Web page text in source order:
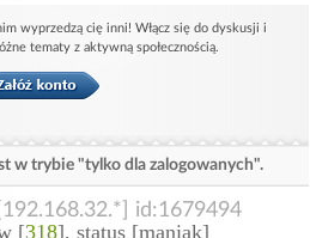
wyprzedzą cię inni! Włącz się do dyskusji i
tematy z aktywną społecznością.
w trybie "tylko dla zalogowanych".
id:1679494
[318], status [maniak]